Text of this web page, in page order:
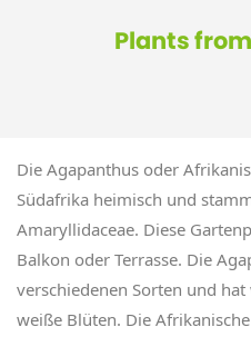
Plants
Die Agapanthus oder
Südafrika heimisch und
Amaryllidaceae. Diese
Balkon oder Terrasse. Die
verschiedenen Sorten und
weiße Blüten. Die